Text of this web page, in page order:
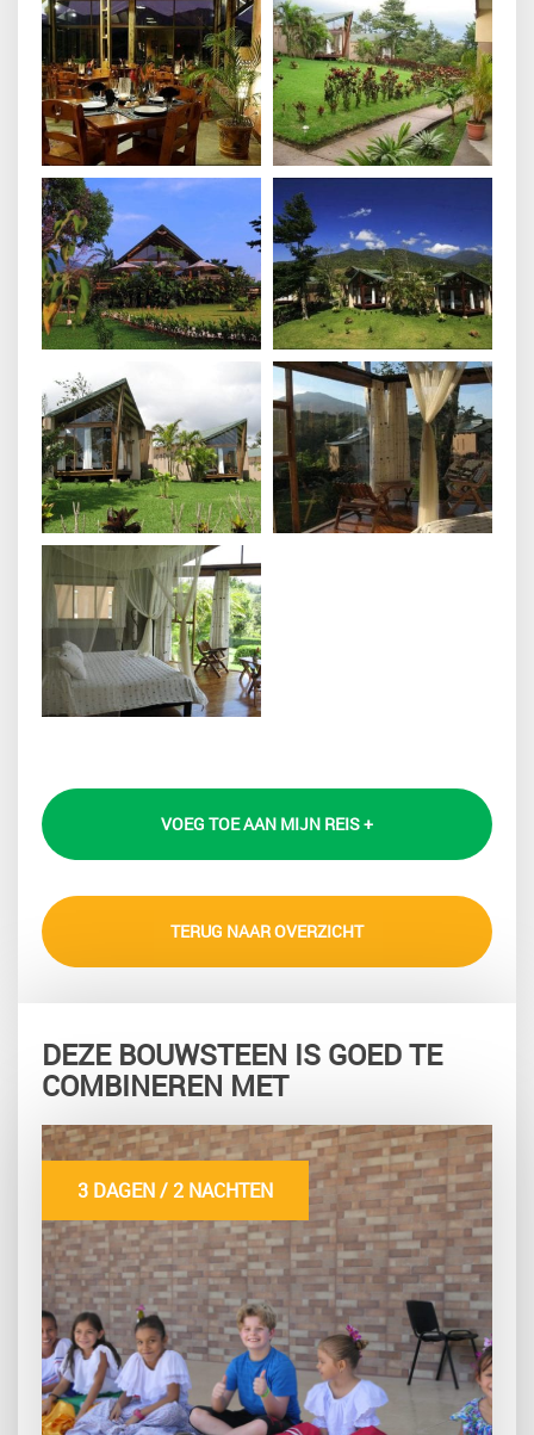
VOEG TOE AAN MIJN REIS +
TERUG NAAR OVERZICHT
DEZE BOUWSTEEN IS GOED TE
COMBINEREN MET
3 DAGEN / 2 NACHTEN